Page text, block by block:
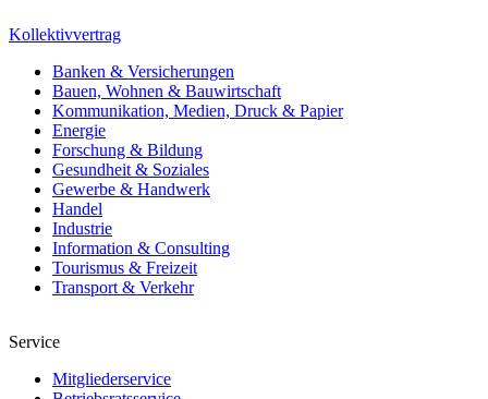
Kollektivvertrag
Banken & Versicherungen
Bauen, Wohnen & Bauwirtschaft
Kommunikation, Medien, Druck & Papier
Energie
Forschung & Bildung
Gesundheit & Soziales
Gewerbe & Handwerk
Handel
Industrie
Information & Consulting
Tourismus & Freizeit
Transport & Verkehr
Service
Mitgliederservice